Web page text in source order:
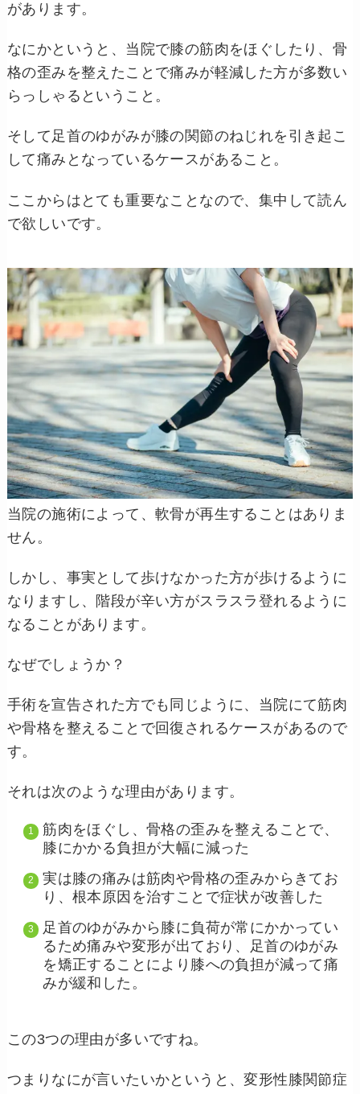
があります。
なにかというと、当院で膝の筋肉をほぐしたり、骨
格の歪みを整えたことで痛みが軽減した方が多数い
らっしゃるということ。
そして足首のゆがみが膝の関節のねじれを引き起こ
して痛みとなっているケースがあること。
ここからはとても重要なことなので、集中して読ん
で欲しいです。
当院の施術によって、軟骨が再生することはありま
せん。
しかし、事実として歩けなかった方が歩けるように
なりますし、階段が辛い方がスラスラ登れるように
なることがあります。
なぜでしょうか？
手術を宣告された方でも同じように、当院にて筋肉
や骨格を整えることで回復されるケースがあるので
す。
それは次のような理由があります。
筋肉をほぐし、骨格の歪みを整えることで、
膝にかかる負担が大幅に減った
実は膝の痛みは筋肉や骨格の歪みからきてお
り、根本原因を治すことで症状が改善した
足首のゆがみから膝に負荷が常にかかってい
るため痛みや変形が出ており、足首のゆがみ
を矯正することにより膝への負担が減って痛
みが緩和した。
この3つの理由が多いですね。
つまりなにが言いたいかというと、変形性膝関節症